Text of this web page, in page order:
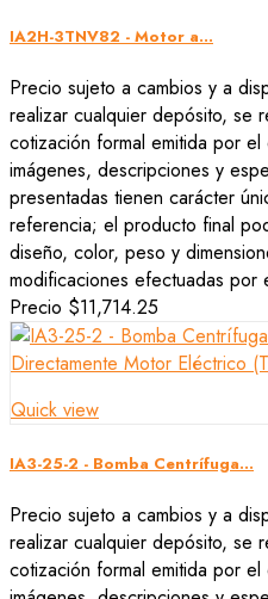
IA2H-3TNV82 - Motor a...
Precio sujeto a cambios y a
realizar cualquier depósito, se
cotización formal emitida por
imágenes, descripciones y
presentadas tienen carácter
referencia; el producto final
diseño, color, peso y
modificaciones efectuadas por
Precio $11,714.25
Quick view
IA3-25-2 - Bomba Centrífuga...
Precio sujeto a cambios y a
realizar cualquier depósito, se
cotización formal emitida por